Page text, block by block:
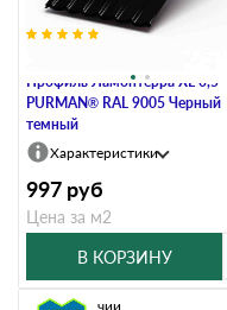
Профиль Ламонтерра XL 0,5
PURMAN® RAL 9005 Черный
темный
Характеристики
997 руб
Цена за м2
В КОРЗИНУ
В наличии